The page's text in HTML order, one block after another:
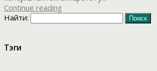
Continue reading
Найти:
Тэги